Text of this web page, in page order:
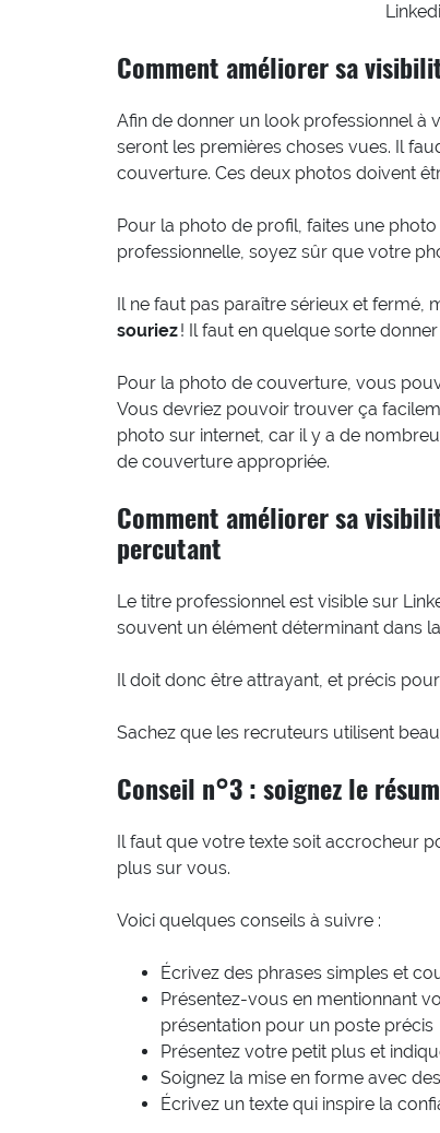
Comment améliorer sa
Afin de donner un look professionnel à
seront les premières choses vues. Il
couverture. Ces deux photos doivent
Pour la photo de profil, faites une photo
professionnelle, soyez sûr que votre
Il ne faut pas paraître sérieux et fermé,
souriez! Il faut en quelque sorte
Pour la photo de couverture, vous
Vous devriez pouvoir trouver ça
photo sur internet, car il y a de
de couverture appropriée.
Comment améliorer sa
percutant
Le titre professionnel est visible sur
souvent un élément déterminant dans
Il doit donc être attrayant, et précis
Sachez que les recruteurs utilisent
Conseil n°3 : soignez le
Il faut que votre texte soit accrocheur
plus sur vous.
Voici quelques conseils à suivre :
Écrivez des phrases simples et
Présentez-vous en mentionnant
présentation pour un poste précis
Présentez votre petit plus et
Soignez la mise en forme avec
Écrivez un texte qui inspire la